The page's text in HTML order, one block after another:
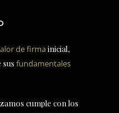
de firmainicial,
fundamentales
cumple con los